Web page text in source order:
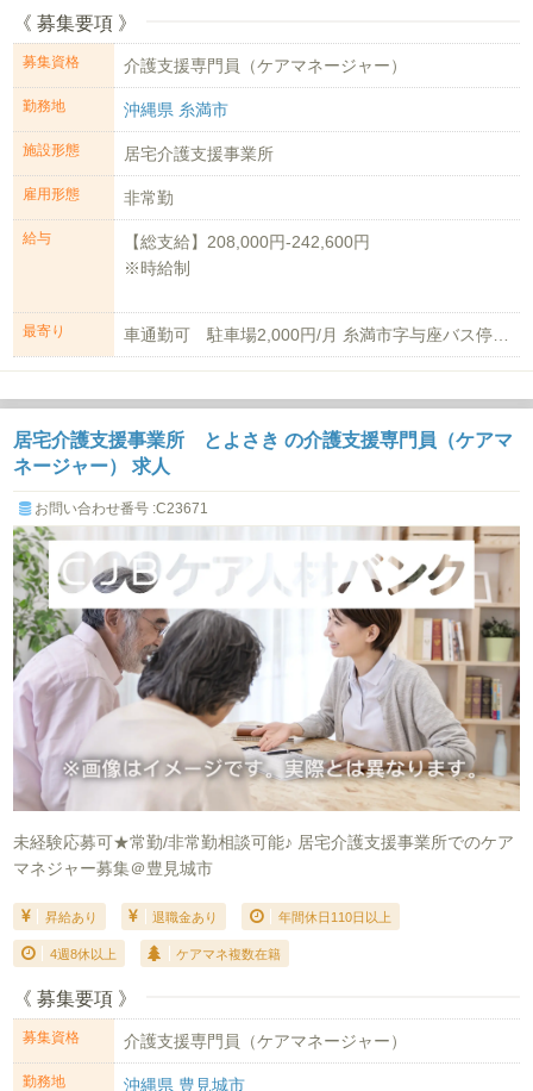
《 募集要項 》
募集資格 介護支援専門員（ケアマネージャー）
勤務地 沖縄県 糸満市
施設形態 居宅介護支援事業所
雇用形態 非常勤
給与
【総支給】208,000円-242,600円
※時給制
【時給】1,...
最寄り
居宅介護支援事業所 とよさき の介護支援専門員（ケアマ
ネージャー） 求人
お問い合わせ番号 :C23671
未経験応募可★常勤/非常勤相談可能♪ 居宅介護支援事業所でのケア
マネジャー募集＠豊見城市
昇給あり 退職金あり 年間休日110日以上
4週8休以上 ケアマネ複数在籍
《 募集要項 》
募集資格 介護支援専門員（ケアマネージャー）
勤務地 沖縄県 豊見城市